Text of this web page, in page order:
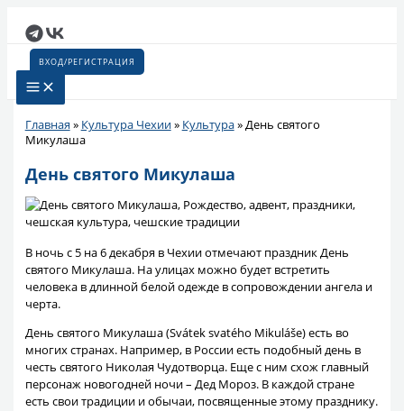
содержимому
ВХОД/РЕГИСТРАЦИЯ
Главная » Культура Чехии» Культура»День святого
Микулаша
День святого Микулаша
В ночь с 5 на 6 декабря в Чехии отмечают праздник День
святого Микулаша. На улицах можно будет встретить
человека в длинной белой одежде в сопровождении ангела и
черта.
День святого Микулаша (Svátek svatého Mikuláše) есть во
многих странах. Например, в России есть подобный день в
честь святого Николая Чудотворца. Еще с ним схож главный
персонаж новогодней ночи – Дед Мороз. В каждой стране
есть свои традиции и обычаи, посвященные этому празднику.